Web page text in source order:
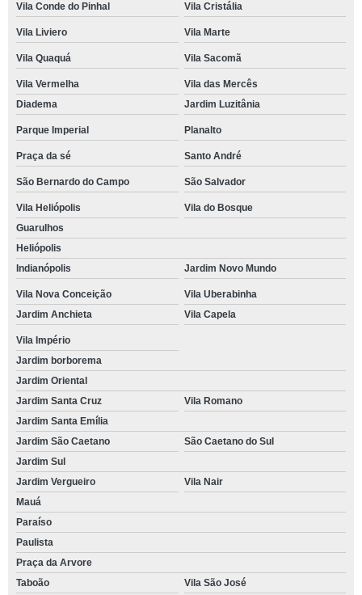
Vila Conde do Pinhal Vila Cristália
Vila Liviero Vila Marte
Vila Quaquá Vila Sacomã
Vila Vermelha
Vila das Mercês
Diadema
Jardim Luzitânia
Parque Imperial Planalto
Praça da sé Santo André
São Bernardo do Campo São Salvador
Vila Heliópolis
Vila do Bosque
Guarulhos
Heliópolis
Indianópolis
Jardim Novo Mundo
Vila Nova Conceição
Vila Uberabinha
Jardim Anchieta
Vila Capela
Vila Império
Jardim borborema
Jardim Oriental
Jardim Santa Cruz
Vila Romano
Jardim Santa Emília
Jardim São Caetano
São Caetano do Sul
Jardim Sul
Jardim Vergueiro
Vila Nair
Mauá
Paraíso
Paulista
Praça da Arvore
Taboão
Vila São José